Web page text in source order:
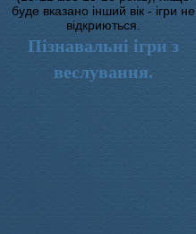
буде вказано інший вік - ігри не
відкриються.
Пізнавальні ігри з
веслування.